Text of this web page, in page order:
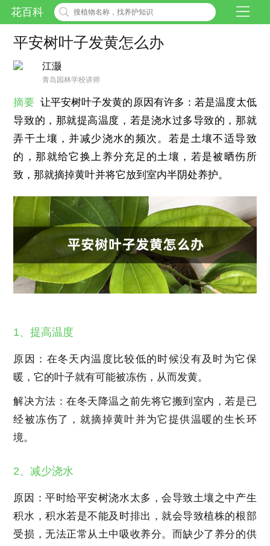
花百科
平安树叶子发黄怎么办
江灏
青岛园林学校讲师
摘要 让平安树叶子发黄的原因有许多：若是温度太低
导致的，那就提高温度，若是浇水过多导致的，那就
弄干土壤，并减少浇水的频次。若是土壤不适导致
的，那就给它换上养分充足的土壤，若是被晒伤所
致，那就摘掉黄叶并将它放到室内半阴处养护。
1、提高温度
原因：在冬天内温度比较低的时候没有及时为它保
暖，它的叶子就有可能被冻伤，从而发黄。
解决方法：在冬天降温之前先将它搬到室内，若是已
经被冻伤了，就摘掉黄叶并为它提供温暖的生长环
境。
2、减少浇水
原因：平时给平安树浇水太多，会导致土壤之中产生
积水，积水若是不能及时排出，就会导致植株的根部
受损，无法正常从土中吸收养分。而缺少了养分的供